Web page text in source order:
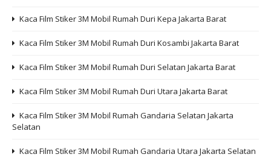
Kaca Film Stiker 3M Mobil Rumah Duri Kepa Jakarta Barat
Kaca Film Stiker 3M Mobil Rumah Duri Kosambi Jakarta Barat
Kaca Film Stiker 3M Mobil Rumah Duri Selatan Jakarta Barat
Kaca Film Stiker 3M Mobil Rumah Duri Utara Jakarta Barat
Kaca Film Stiker 3M Mobil Rumah Gandaria Selatan Jakarta
Selatan
Kaca Film Stiker 3M Mobil Rumah Gandaria Utara Jakarta Selatan